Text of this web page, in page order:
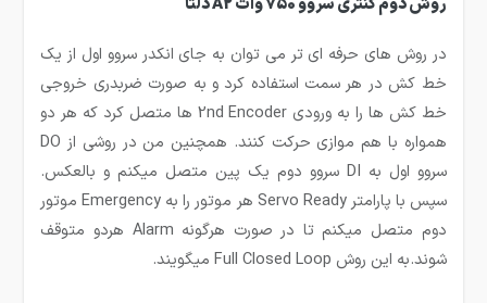
روش دوم گنتری سروو 750 وات A2 دلتا
در روش های حرفه ای تر می توان به جای انکدر سروو اول از یک
خط کش در هر سمت استفاده کرد و به صورت ضربدری خروجی
خط کش ها را به ورودی 2nd Encoder ها متصل کرد که هر دو
همواره با هم موازی حرکت کنند. همچنین من در روشی از DO
سروو اول به DI سروو دوم یک پین متصل میکنم و بالعکس.
سپس با پارامتر Servo Ready هر موتور را به Emergency موتور
دوم متصل میکنم تا در صورت هرگونه Alarm هردو متوقف
شوند.به این روش Full Closed Loop میگویند.